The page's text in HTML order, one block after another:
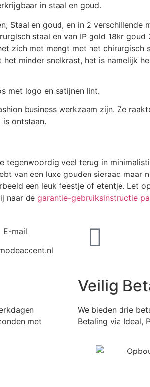
in staal en goud.
Staal en goud, en in 2 verschillende
staal en van IP gold 18kr goud
zich met mengt met het chirurgisch
minder snelkrast, het is namelijk
met logo en satijnen lint.
business werkzaam zijn. Ze
ontstaan.
tegenwoordig veel terug in
van een luxe gouden sieraad maar
een leuk feestje of etentje. Let
naar de garantie-gebruiksinstructie
E-mail
met
Veilig
We bieden drie
Betaling via Ideal,